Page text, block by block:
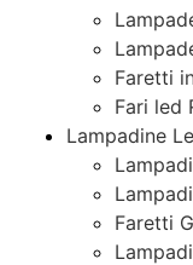
Faretti
Fari led
Lampadine
Faretti